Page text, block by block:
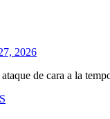
2026
de cara a la